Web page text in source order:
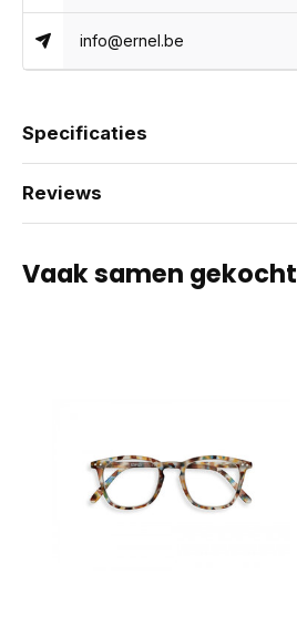
info@ernel.be
Specificaties
Reviews
Vaak samen gekocht